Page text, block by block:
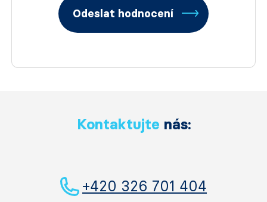
Odeslat hodnocení
Kontaktujte nás:
+420 326 701 404